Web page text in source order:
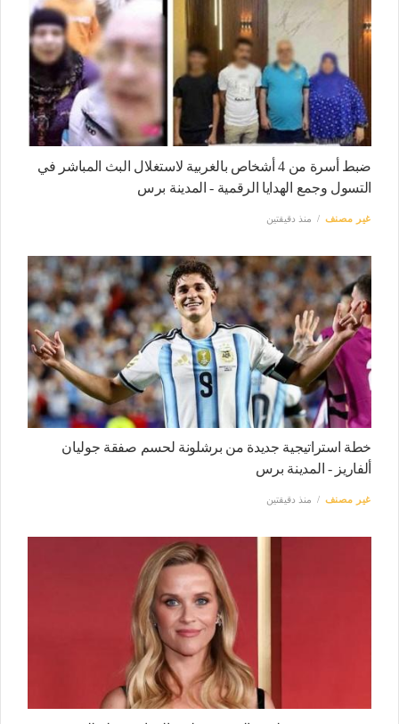
ضبط أسرة من 4 أشخاص بالغربية لاستغلال البث المباشر في
التسول وجمع الهدايا الرقمية - المدينة برس
غير مصنف منذ دقيقتين
خطة استراتيجية جديدة من برشلونة لحسم صفقة جوليان
ألفاريز - المدينة برس
غير مصنف منذ دقيقتين